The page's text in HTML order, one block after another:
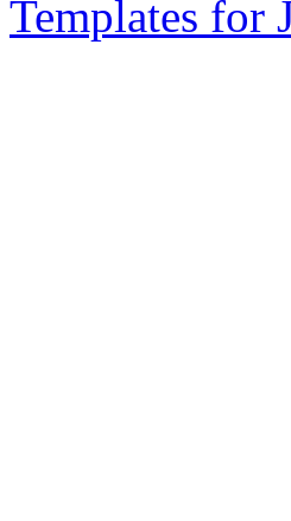
Templates for